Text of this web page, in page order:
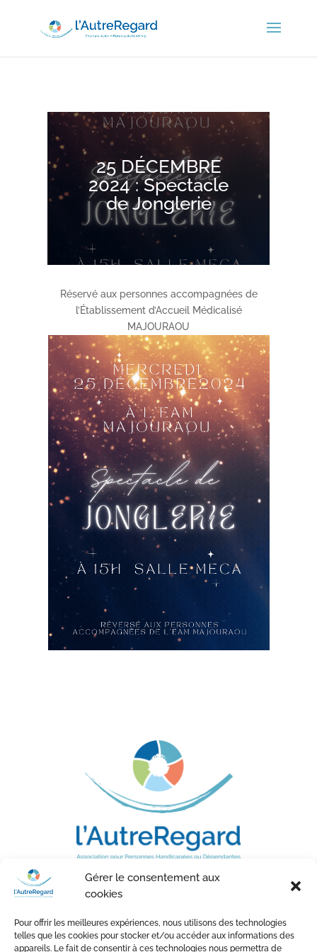
Gérer le consentement aux
cookies
Pour offrir les meilleures expériences, nous utilisons des technologies
telles que les cookies pour stocker et/ou accéder aux informations des
appareils. Le fait de consentir à ces technologies nous permettra de
25 DÉCEMBRE
2024 : Spectacle
de Jonglerie
Réservé aux personnes accompagnées de
l’Établissement d’Accueil Médicalisé
MAJOURAOU

40000 MONT DE MARSAN